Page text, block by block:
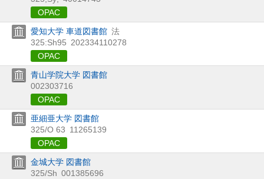
OPAC
愛知大学 車道図書館 法
325:Sh95 202334110278
OPAC
青山学院大学 図書館
002303716
OPAC
亜細亜大学 図書館
325/O 63 11265139
OPAC
金城大学 図書館
325/Sh 001385696